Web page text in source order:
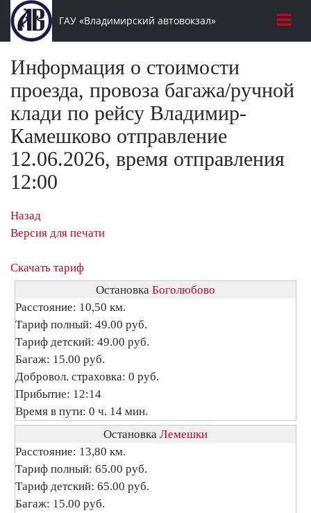
ГАУ «Владимирский автовокзал»
Информация о стоимости
проезда, провоза багажа/ручной
клади по рейсу Владимир-
Камешково отправление
12.06.2026, время отправления
12:00
Назад
Версия для печати
Скачать тариф
Остановка Боголюбово
Расстояние: 10,50 км.
Тариф полный: 49.00 руб.
Тариф детский: 49.00 руб.
Багаж: 15.00 руб.
Добровол. страховка: 0 руб.
Прибытие: 12:14
Время в пути: 0 ч. 14 мин.
Остановка Лемешки
Расстояние: 13,80 км.
Тариф полный: 65.00 руб.
Тариф детский: 65.00 руб.
Багаж: 15.00 руб.